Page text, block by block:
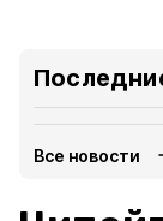
Все новости